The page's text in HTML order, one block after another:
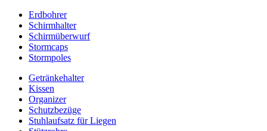
Erdbohrer
Schirmhalter
Schirmüberwurf
Stormcaps
Stormpoles
Getränkehalter
Kissen
Organizer
Schutzbezüge
Stuhlaufsatz für Liegen